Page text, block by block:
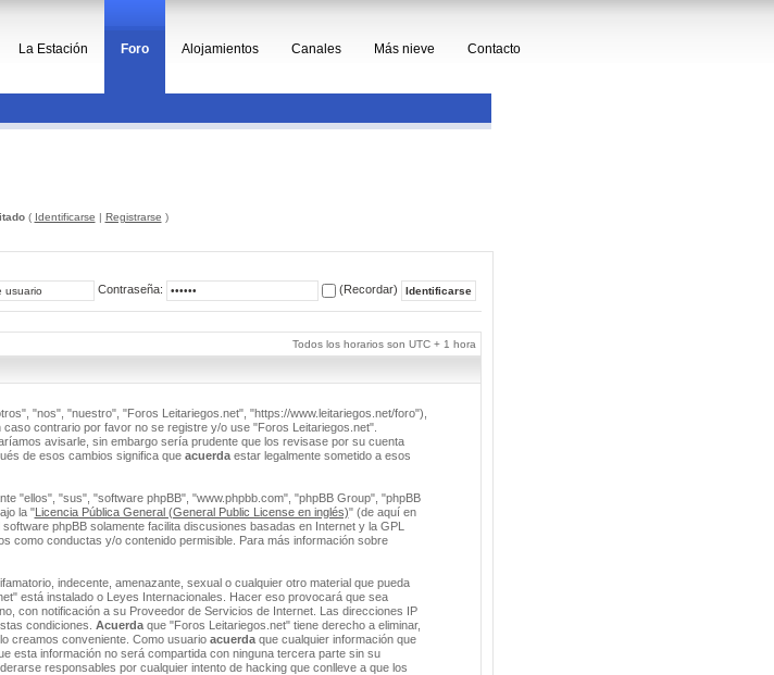
La Estación Foro Alojamientos Canales Más nieve Contacto
( Identificarse | Registrarse )
Contraseña: (Recordar)
Todos los horarios son UTC + 1 hora
"nos", "nuestro", "Foros Leitariegos.net", "https://www.leitariegos.net/foro"),
contrario por favor no se registre y/o use "Foros Leitariegos.net".
avisarle, sin embargo sería prudente que los revisase por su cuenta
de esos cambios significa que acuerdaestar legalmente sometido a esos
"ellos", "sus", "software phpBB", "www.phpbb.com", "phpBB Group", "phpBB
la "Licencia Pública General (General Public License en inglés)" (de aquí en
software phpBB solamente facilita discusiones basadas en Internet y la GPL
como conductas y/o contenido permisible. Para más información sobre
indecente, amenazante, sexual o cualquier otro material que pueda
está instalado o Leyes Internacionales. Hacer eso provocará que sea
con notificación a su Proveedor de Servicios de Internet. Las direcciones IP
condiciones. Acuerdaque "Foros Leitariegos.net" tiene derecho a eliminar,
creamos conveniente. Como usuario acuerdaque cualquier información que
esta información no será compartida con ninguna tercera parte sin su
responsables por cualquier intento de hacking que conlleve a que los